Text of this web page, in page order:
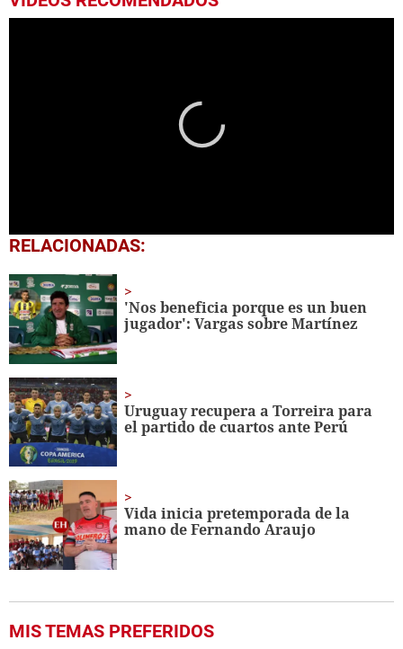
0
seconds
1
minute,
56
seconds
RELACIONADAS:
'Nos beneficia porque es un buen
jugador': Vargas sobre Martínez
Uruguay recupera a Torreira para
el partido de cuartos ante Perú
Vida inicia pretemporada de la
mano de Fernando Araujo
MIS TEMAS PREFERIDOS